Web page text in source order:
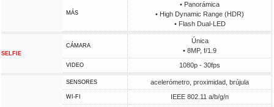
MÁS
• Panorámica
• High Dynamic Range (HDR)
• Flash Dual-LED
SELFIE
CÁMARA
Única
• 8MP, f/1.9
VIDEO 1080p - 30fps
SENSORES acelerómetro, proximidad, brújula
WI-FI IEEE 802.11 a/b/g/n